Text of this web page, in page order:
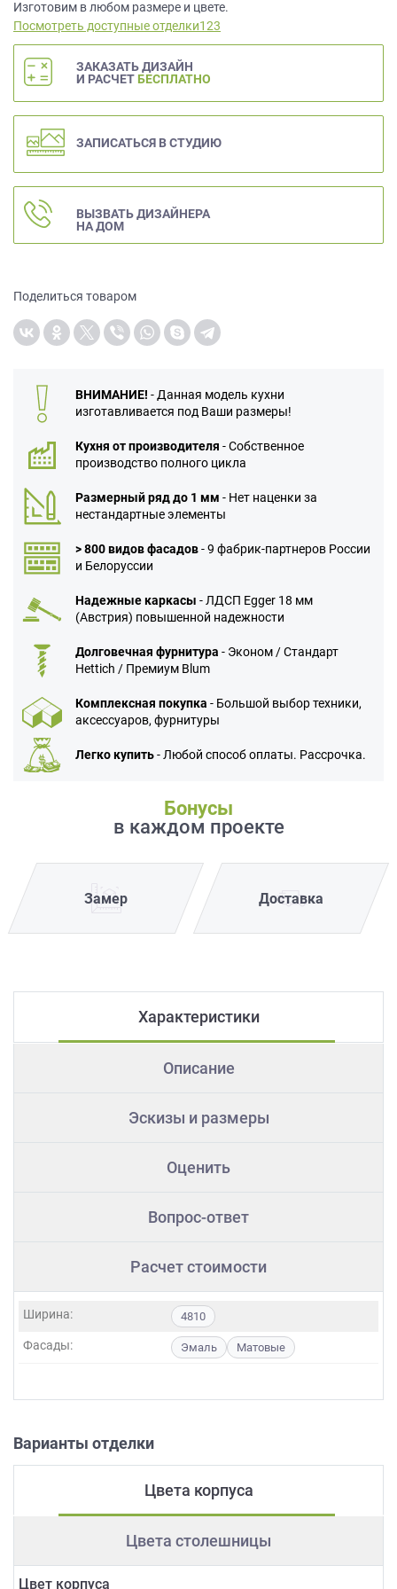
Изготовим в любом размере и цвете.
Посмотреть доступные отделки123
ЗАКАЗАТЬ ДИЗАЙН
И РАСЧЕТ БЕСПЛАТНО
ЗАПИСАТЬСЯ В СТУДИЮ
ВЫЗВАТЬ ДИЗАЙНЕРА
НА ДОМ
Поделиться товаром
ВНИМАНИЕ! - Данная модель кухни
изготавливается под Ваши размеры!
Кухня от производителя - Собственное
производство полного цикла
Размерный ряд до 1 мм - Нет наценки за
нестандартные элементы
> 800 видов фасадов- 9 фабрик-партнеров России
и Белоруссии
Надежные каркасы - ЛДСП Egger 18 мм
(Австрия) повышенной надежности
Долговечная фурнитура - Эконом / Стандарт
Hettich / Премиум Blum
Комплексная покупка - Большой выбор техники,
аксессуаров, фурнитуры
Легко купить- Любой способ оплаты. Рассрочка.
Бонусы
в каждом проекте
Замер Доставка
Характеристики
Описание
Эскизы и размеры
Оценить
Вопрос-ответ
Расчет стоимости
Ширина: 4810
Фасады: Эмаль Матовые
Варианты отделки
Цвета корпуса
Цвета столешницы
Цвет корпуса
данных.